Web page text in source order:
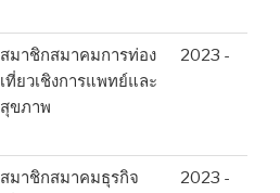
สมาชิกสมาคมการท่อง
เที่ยวเชิงการแพทย์และ
สุขภาพ
2023 -
สมาชิกสมาคมธุรกิจ
2023 -